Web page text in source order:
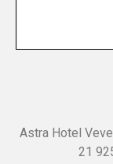
Astra Hotel
21